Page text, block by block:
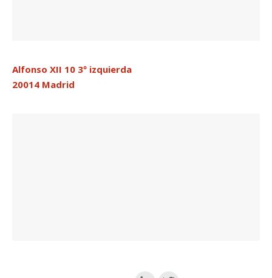
Alfonso XII 10 3º izquierda
20014 Madrid